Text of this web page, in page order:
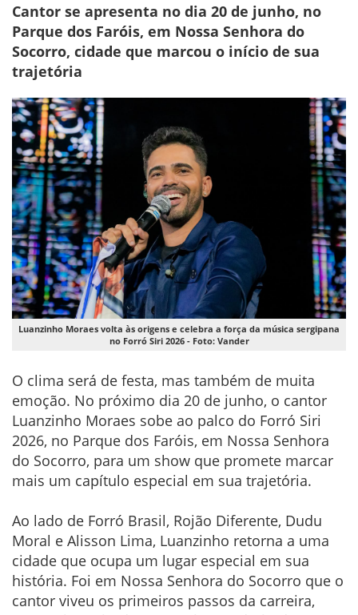
Cantor se apresenta no dia 20 de junho, no
Parque dos Faróis, em Nossa Senhora do
Socorro, cidade que marcou o início de sua
trajetória
Luanzinho Moraes volta às origens e celebra a força da música sergipana
no Forró Siri 2026 - Foto: Vander
O clima será de festa, mas também de muita
emoção. No próximo dia 20 de junho, o cantor
Luanzinho Moraes sobe ao palco do Forró Siri
2026, no Parque dos Faróis, em Nossa Senhora
do Socorro, para um show que promete marcar
mais um capítulo especial em sua trajetória.
Ao lado de Forró Brasil, Rojão Diferente, Dudu
Moral e Alisson Lima, Luanzinho retorna a uma
cidade que ocupa um lugar especial em sua
história. Foi em Nossa Senhora do Socorro que o
cantor viveu os primeiros passos da carreira,